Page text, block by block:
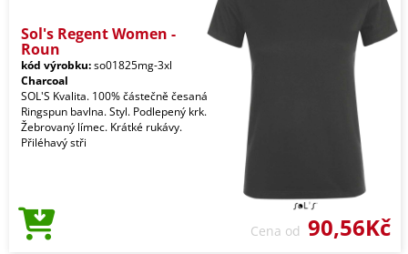
Sol's Regent Women -
Roun
kód výrobku:so01825mg-3xl
Charcoal
SOL'S Kvalita. 100% částečně česaná
Ringspun bavlna. Styl. Podlepený krk.
Žebrovaný límec. Krátké rukávy.
Přiléhavý stři
Cena od 90,56Kč